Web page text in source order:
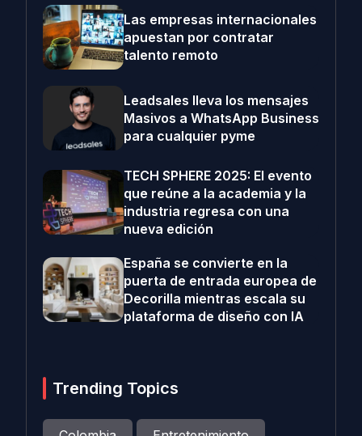
Las empresas internacionales
apuestan por contratar
talento remoto
Leadsales lleva los mensajes
Masivos a WhatsApp Business
para cualquier pyme
TECH SPHERE 2025: El evento
que reúne a la academia y la
industria regresa con una
nueva edición
España se convierte en la
puerta de entrada europea de
Decorilla mientras escala su
plataforma de diseño con IA
Trending Topics